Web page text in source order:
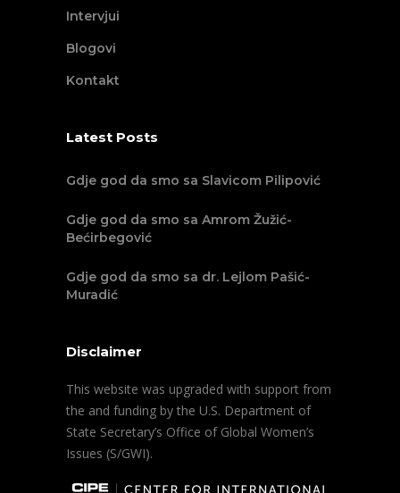
Intervjui
Blogovi
Kontakt
Latest Posts
Gdje god da smo sa Slavicom Pilipović
Gdje god da smo sa Amrom Žužić-
Bećirbegović
Gdje god da smo sa dr. Lejlom Pašić-
Muradić
Disclaimer
This website was upgraded with support from
the and funding by the U.S. Department of
State Secretary’s Office of Global Women’s
Issues (S/GWI).